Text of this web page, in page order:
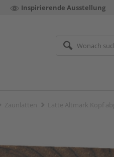
Inspirierende Ausstellung